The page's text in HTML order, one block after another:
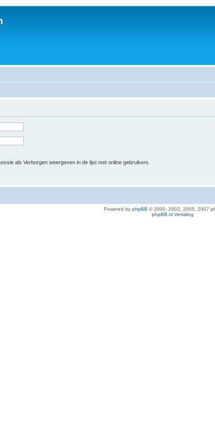
als Verborgen weergeven in de lijst met online gebruikers.
Powered by phpBB © 2000, 2002, 2005, 2007
phpBB.nl Vertaling